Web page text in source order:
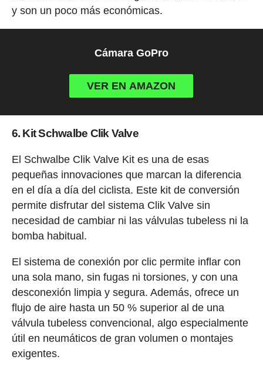
y son un poco más económicas.
Cámara GoPro
VER EN AMAZON
6. Kit Schwalbe Clik Valve
El Schwalbe Clik Valve Kit es una de esas
pequeñas innovaciones que marcan la diferencia
en el día a día del ciclista. Este kit de conversión
permite disfrutar del sistema Clik Valve sin
necesidad de cambiar ni las válvulas tubeless ni la
bomba habitual.
El sistema de conexión por clic permite inflar con
una sola mano, sin fugas ni torsiones, y con una
desconexión limpia y segura. Además, ofrece un
flujo de aire hasta un 50 % superior al de una
válvula tubeless convencional, algo especialmente
útil en neumáticos de gran volumen o montajes
exigentes.